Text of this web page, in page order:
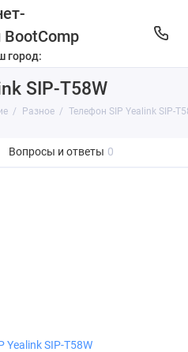
город:
SIP-T58W
Разное Телефон SIP Yealink SIP-
Вопросы и ответы 0